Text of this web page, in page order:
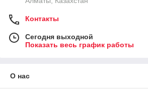
Контакты
Сегодня выходной
Показать весь график работы
О нас